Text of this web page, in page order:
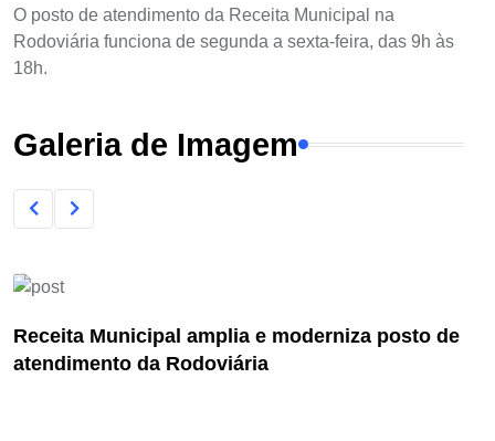
O posto de atendimento da Receita Municipal na
Rodoviária funciona de segunda a sexta-feira, das 9h às
18h.
Galeria de Imagem
amplia e moderniza posto de
Rodoviária
Receita